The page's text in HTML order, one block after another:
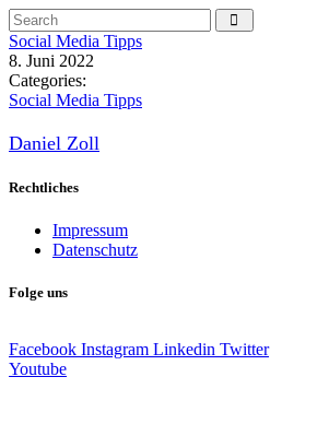
Social Media Tipps
8. Juni 2022
Categories:
Social Media Tipps
Daniel Zoll
Rechtliches
Impressum
Datenschutz
Folge uns
Facebook Instagram Linkedin Twitter
Youtube